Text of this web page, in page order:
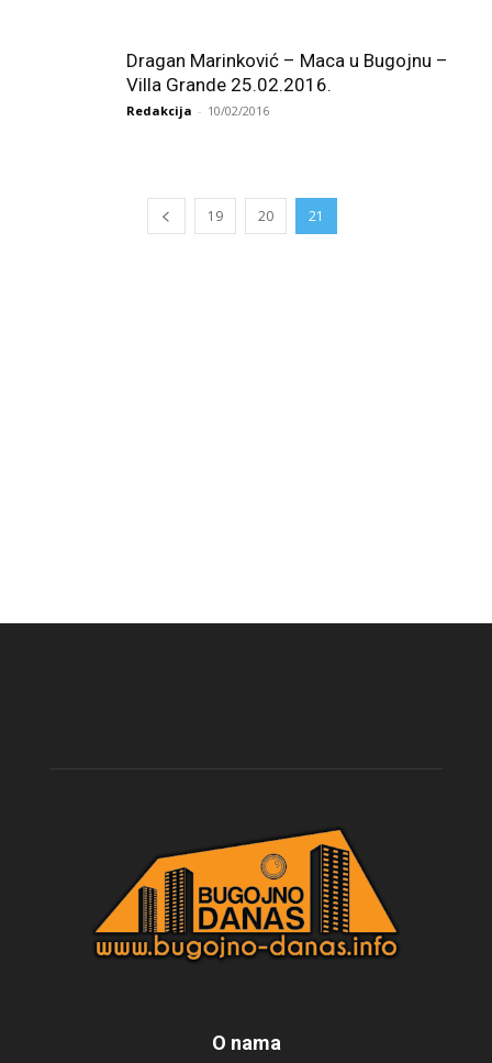
Dragan Marinković – Maca u Bugojnu –
Villa Grande 25.02.2016.
Redakcija - 10/02/2016
19 20 21
O nama